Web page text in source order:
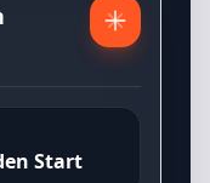
Start